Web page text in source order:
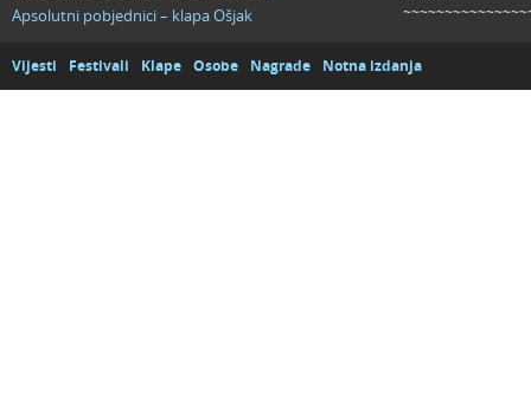
Apsolutni pobjednici – klapa Ošjak
Vijesti Festivali Klape Osobe Nagrade Notna izdanja